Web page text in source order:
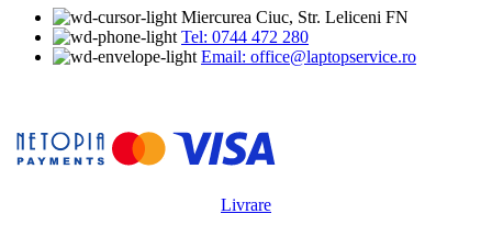
Miercurea Ciuc, Str. Leliceni FN
Tel: 0744 472 280
Email: office@laptopservice.ro
Livrare